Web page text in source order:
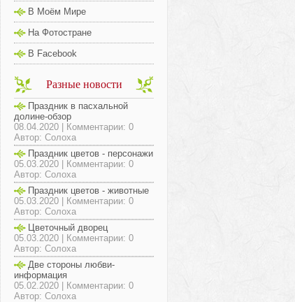
В Моём Мире
На Фотостране
В Facebook
Разные новости
Праздник в пасхальной
долине-обзор
08.04.2020 | Комментарии: 0
Автор: Солоха
Праздник цветов - персонажи
05.03.2020 | Комментарии: 0
Автор: Солоха
Праздник цветов - животные
05.03.2020 | Комментарии: 0
Автор: Солоха
Цветочный дворец
05.03.2020 | Комментарии: 0
Автор: Солоха
Две стороны любви-
информация
05.02.2020 | Комментарии: 0
Автор: Солоха